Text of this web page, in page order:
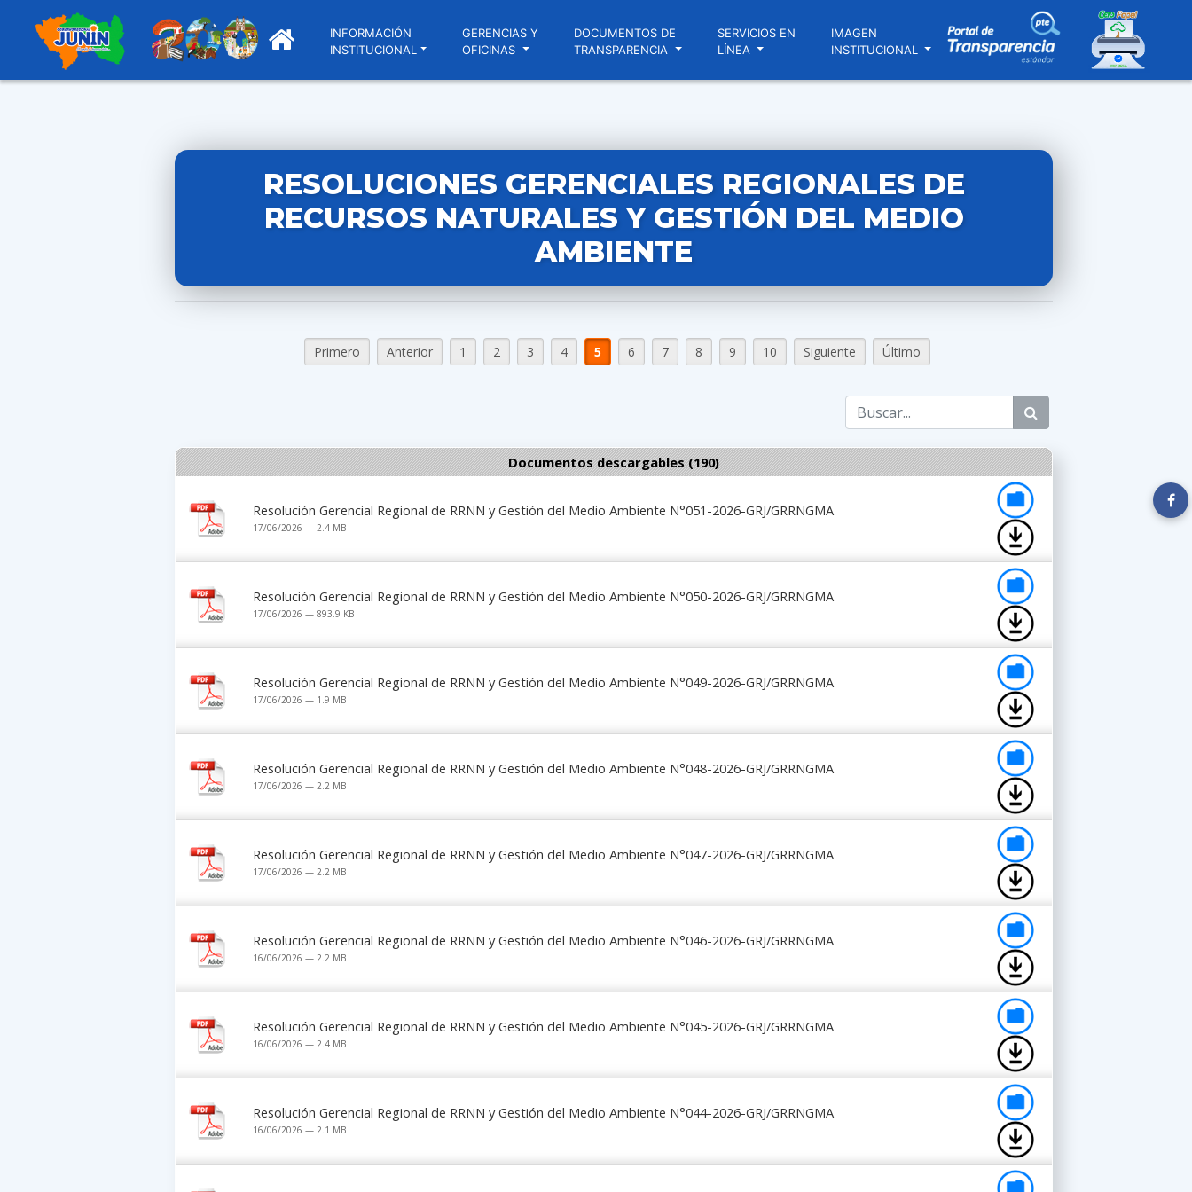
INFORMACIÓN
INSTITUCIONAL
GERENCIAS Y
OFICINAS
DOCUMENTOS DE
TRANSPARENCIA
SERVICIOS EN
LÍNEA
IMAGEN
INSTITUCIONAL
RESOLUCIONES GERENCIALES REGIONALES DE
RECURSOS NATURALES Y GESTIÓN DEL MEDIO
AMBIENTE
Primero Anterior 1 2 3 4 5 6 7 8 9 10 Siguiente Último
Documentos descargables (190)
Resolución Gerencial Regional de RRNN y Gestión del Medio Ambiente N°051-2026-GRJ/GRRNGMA
17/06/2026 — 2.4 MB
Resolución Gerencial Regional de RRNN y Gestión del Medio Ambiente N°050-2026-GRJ/GRRNGMA
17/06/2026 — 893.9 KB
Resolución Gerencial Regional de RRNN y Gestión del Medio Ambiente N°049-2026-GRJ/GRRNGMA
17/06/2026 — 1.9 MB
Resolución Gerencial Regional de RRNN y Gestión del Medio Ambiente N°048-2026-GRJ/GRRNGMA
17/06/2026 — 2.2 MB
Resolución Gerencial Regional de RRNN y Gestión del Medio Ambiente N°047-2026-GRJ/GRRNGMA
17/06/2026 — 2.2 MB
Resolución Gerencial Regional de RRNN y Gestión del Medio Ambiente N°046-2026-GRJ/GRRNGMA
16/06/2026 — 2.2 MB
Resolución Gerencial Regional de RRNN y Gestión del Medio Ambiente N°045-2026-GRJ/GRRNGMA
16/06/2026 — 2.4 MB
Resolución Gerencial Regional de RRNN y Gestión del Medio Ambiente N°044-2026-GRJ/GRRNGMA
16/06/2026 — 2.1 MB